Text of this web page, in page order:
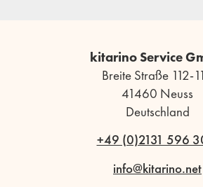
kitarino Service
Breite Straße 112-
41460 Neuss
Deutschland
+49 (0)2131 596
info@kitarino.net